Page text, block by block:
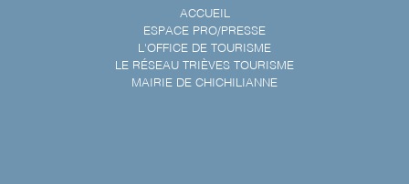
ACCUEIL
ESPACE PRO/PRESSE
L'OFFICE DE TOURISME
LE RÉSEAU TRIÈVES TOURISME
MAIRIE DE CHICHILIANNE